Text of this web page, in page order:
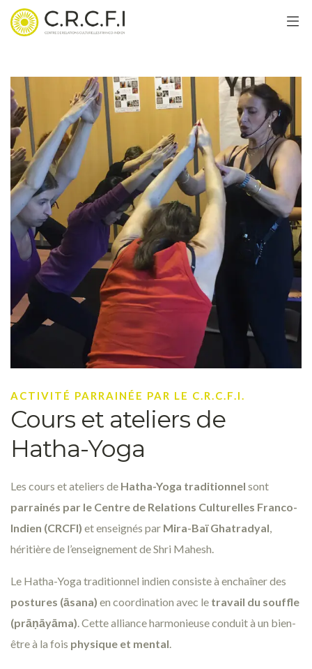
ACTIVITÉ PARRAINÉE PAR LE C.R.C.F.I.
Cours et ateliers de
Hatha-Yoga
Les cours et ateliers de Hatha-Yoga traditionnel sont
parrainés par le Centre de Relations Culturelles Franco-
Indien (CRCFI) et enseignés par Mira-Baï Ghatradyal
héritière de l’enseignement de Shri Mahesh.
Le Hatha-Yoga traditionnel indien consiste à enchaîner des
postures (āsana) en coordination avec le travail du souffle
(prāṇāyāma) . Cette alliance harmonieuse conduit à un bien-
être à la fois physique et mental